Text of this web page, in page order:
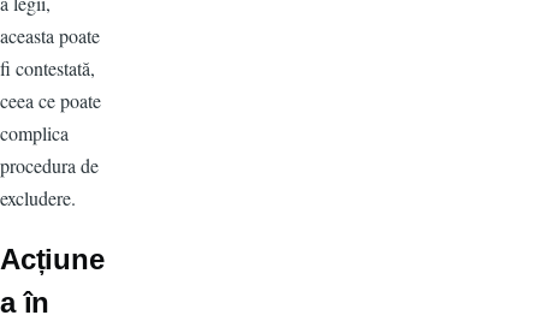
aceasta poate
fi contestată,
ceea ce poate
complica
procedura de
excludere.
Acțiune
a în